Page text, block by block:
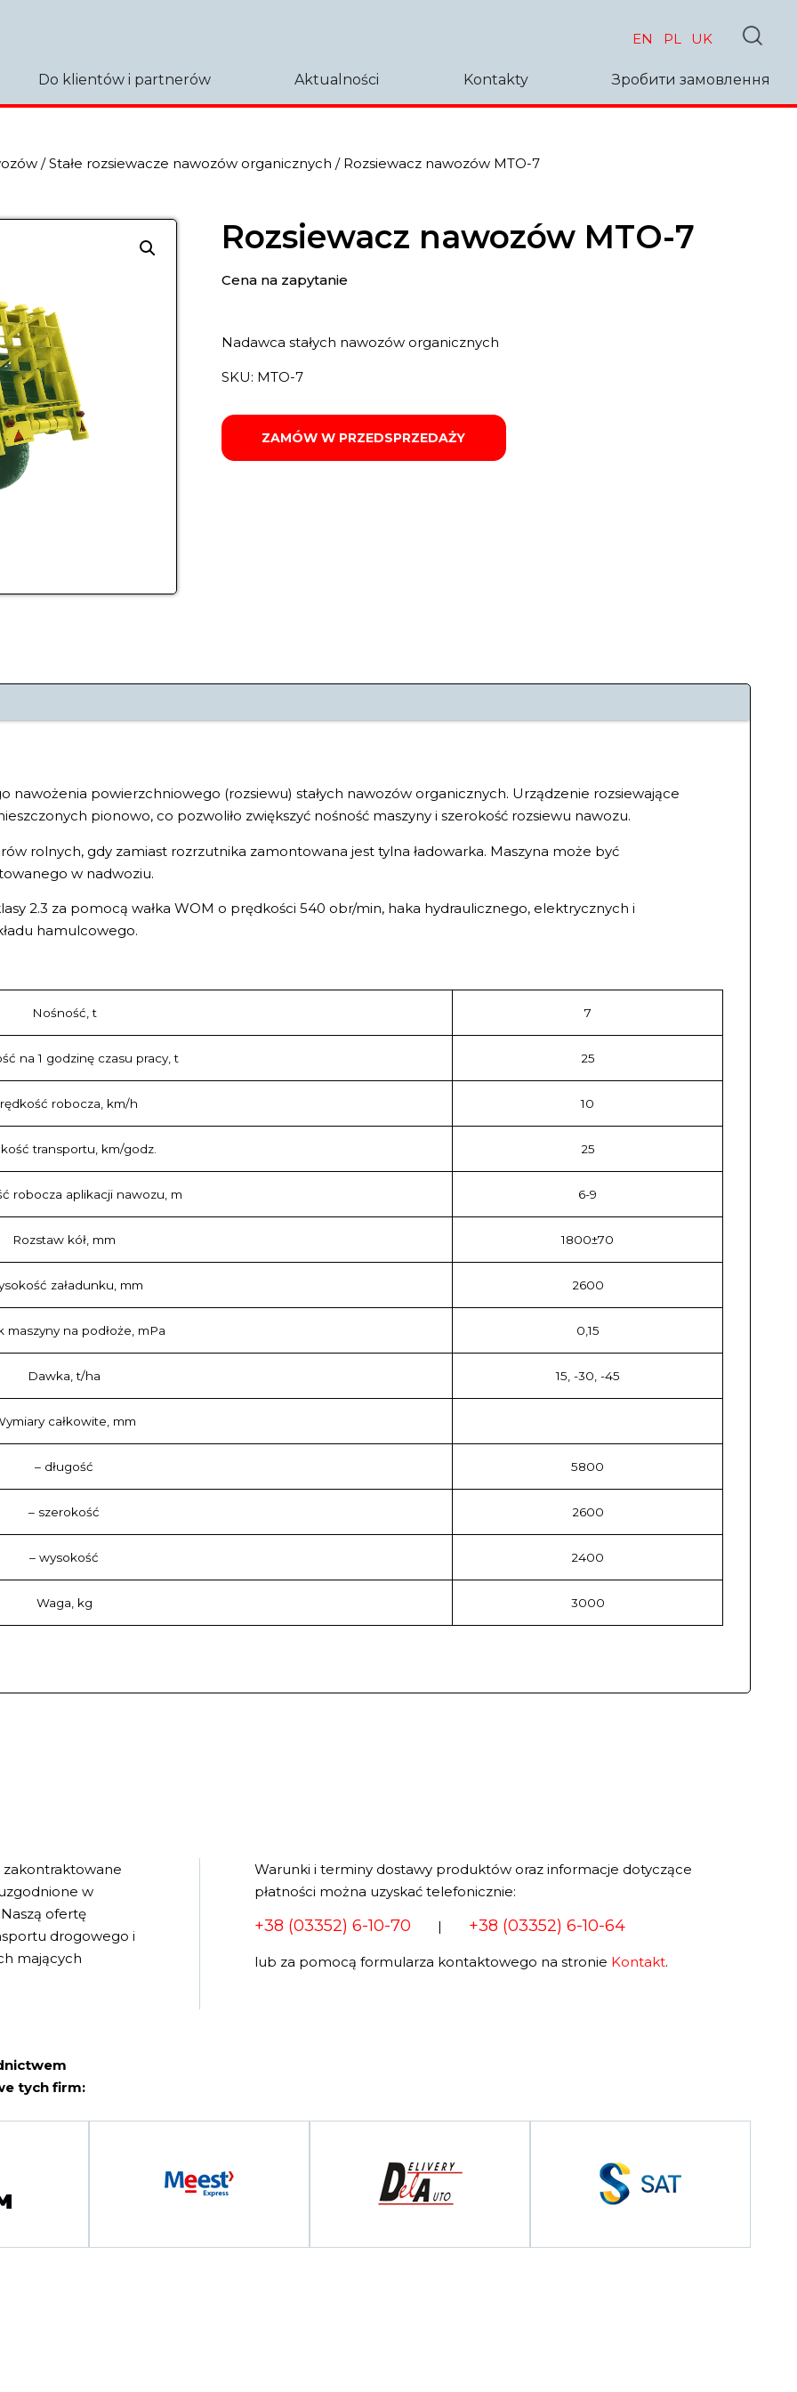
EN PL UK
Do klientów i partnerów Aktualności Kontakty Зробити замовлення
/Stałe rozsiewacze nawozów organicznych / Rozsiewacz nawozów MTO-7
Rozsiewacz nawozów MTO-7
Cena na zapytanie
Nadawca stałych nawozów organicznych
SKU: МТО-7
ZAMÓW W PRZEDSPRZEDAŻY
nawożenia powierzchniowego (rozsiewu) stałych nawozów organicznych. Urządzenie rozsiewające
pionowo, co pozwoliło zwiększyć nośność maszyny i szerokość rozsiewu nawozu.
rolnych, gdy zamiast rozrzutnika zamontowana jest tylna ładowarka. Maszyna może być
w nadwoziu.
2.3 za pomocą wałka WOM o prędkości 540 obr/min, haka hydraulicznego, elektrycznych i
hamulcowego.
Nośność, t 7
na 1 godzinę czasu pracy, t 25
robocza, km/h 10
transportu, km/godz. 25
robocza aplikacji nawozu, m 6-9
Rozstaw kół, mm 1800±70
załadunku, mm 2600
maszyny na podłoże, mPa 0,15
Dawka, t/ha 15, -30, -45
całkowite, mm
– długość 5800
– szerokość 2600
– wysokość 2400
Waga, kg 3000
zakontraktowane
w
ofertę
drogowego i
mających
Warunki i terminy dostawy produktów oraz informacje dotyczące
płatności można uzyskać telefonicznie:
+38 (03352) 6-10-70 | +38 (03352) 6-10-64
lub za pomocą formularza kontaktowego na stronie Kontakt.
tych firm: